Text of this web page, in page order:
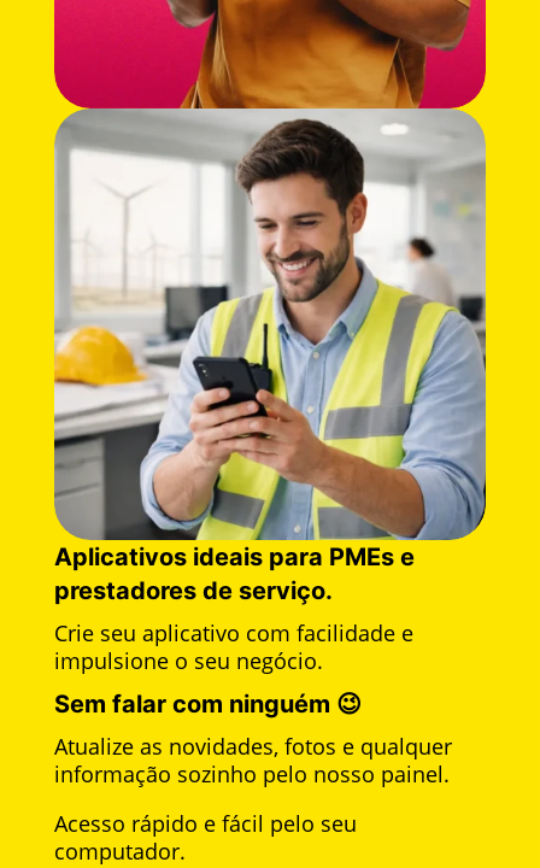
Aplicativos ideais para PMEs e
prestadores de serviço.
Crie seu aplicativo com facilidade e
impulsione o seu negócio.
Sem falar com ninguém 😉
Atualize as novidades, fotos e qualquer
informação sozinho pelo nosso painel.
Acesso rápido e fácil pelo seu
computador.